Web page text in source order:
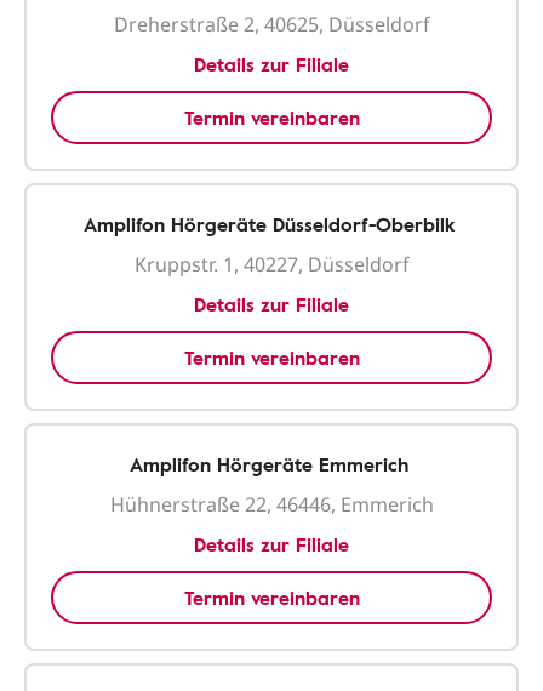
Dreherstraße 2, 40625, Düsseldorf
Details zur Filiale
Termin vereinbaren
Amplifon Hörgeräte Düsseldorf-Oberbilk
Kruppstr. 1, 40227, Düsseldorf
Details zur Filiale
Termin vereinbaren
Amplifon Hörgeräte Emmerich
Hühnerstraße 22, 46446, Emmerich
Details zur Filiale
Termin vereinbaren